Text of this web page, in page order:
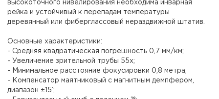
высокоточного нивелирования необходима инварная
рейка и устойчивый к перепадам температуры
деревянный или фиберглассовый нераздвижной штатив.
Основные характеристики:
- Средняя квадратическая погрешность 0,7 мм/км;
- Увеличение зрительной трубы 55х;
- Минимальное расстояние фокусировки 0,8 метра;
- Компенсатор маятниковый с магнитным демпфером,
диапазон ±15’;